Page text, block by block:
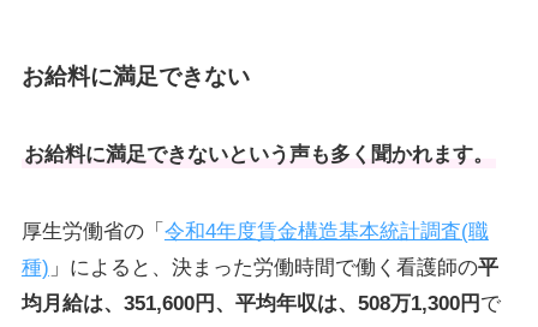
お給料に満足できない
お給料に満足できないという声も多く聞かれます。
厚生労働省の「 令和4年度賃金構造基本統計調査(職
種) 」によると、決まった労働時間で働く看護師の平
均月給は、351,600円、平均年収は、508万1,300円 で